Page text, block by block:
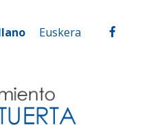
de
Euskera facebook